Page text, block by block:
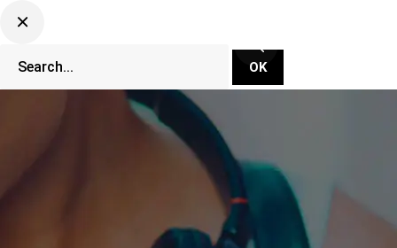
CLUBBING TV NETWORK